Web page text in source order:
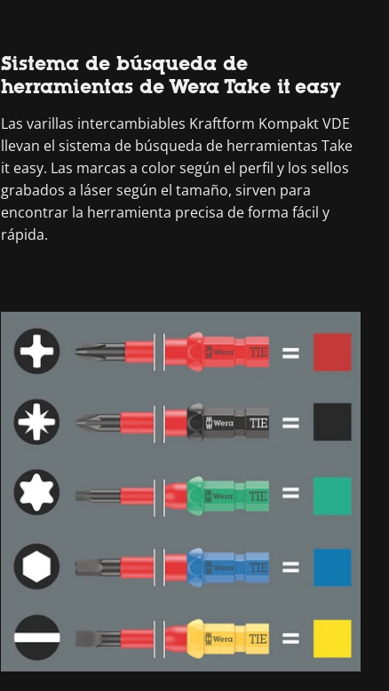
Sistema de búsqueda de
herramientas de Wera Take it easy
Las varillas intercambiables Kraftform Kompakt VDE
llevan el sistema de búsqueda de herramientas Take
it easy. Las marcas a color según el perfil y los sellos
grabados a láser según el tamaño, sirven para
encontrar la herramienta precisa de forma fácil y
rápida.